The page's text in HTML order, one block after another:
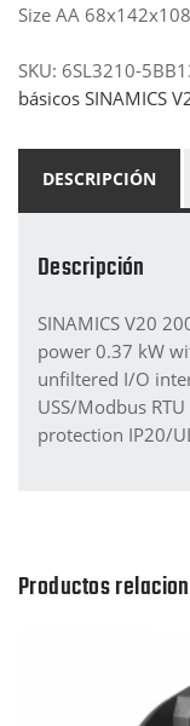
Size AA
SKU: 6SL3210-
básicos SINAMICS
DESCRIPCIÓN
Descripción
SINAMICS V20
power 0.37 kW
unfiltered I/O
USS/Modbus
protection IP20/
Productos